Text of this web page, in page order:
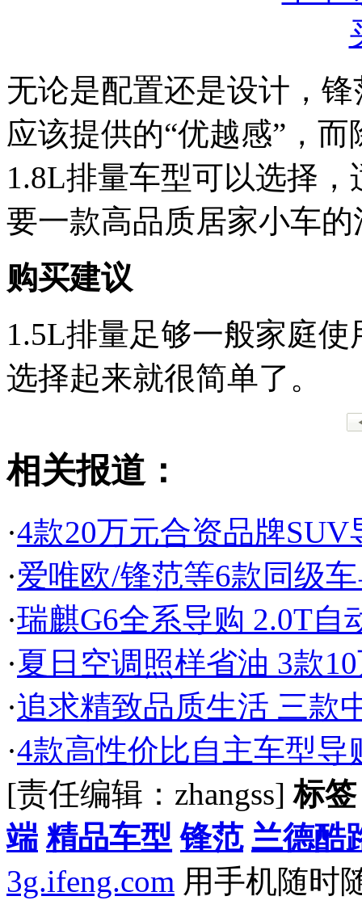
无论是配置还是设计，
应该提供的“优越感”，
1.8L排量车型可以选择
要一款高品质居家小车
购买建议
1.5L排量足够一般家庭
选择起来就很简单了。
相关报道：
·4款20万元合资品牌
·爱唯欧/锋范等6款同级
·瑞麒G6全系导购 2.0T自
·夏日空调照样省油 3款
·追求精致品质生活 三款
·4款高性价比自主车型导
[责任编辑：zhangss]标
端 精品车型 锋范 兰德酷
3g.ifeng.com 用手机随时